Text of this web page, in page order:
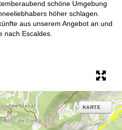
schöne Umgebung
höher schlagen.
aus unserem Angebot an und
nach Escaldes.
KARTE